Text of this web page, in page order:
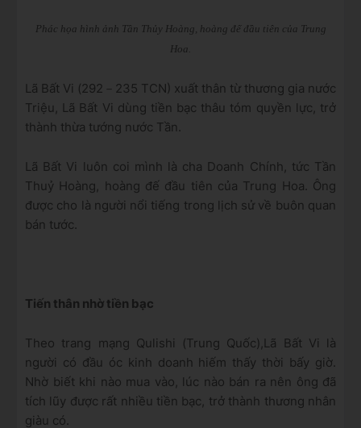
Phác họa hình ảnh Tần Thủy Hoàng, hoàng đế đầu tiên của Trung
Hoa.
Lã Bất Vi (292－235 TCN) xuất thân từ thương gia nước
Triệu, Lã Bất Vi dùng tiền bạc thâu tóm quyền lực, trở
thành thừa tướng nước Tần.
Lã Bất Vi luôn coi mình là cha Doanh Chính, tức Tần
Thuỷ Hoàng, hoàng đế đầu tiên của Trung Hoa. Ông
được cho là người nổi tiếng trong lịch sử về buôn quan
bán tước.
Tiến thân nhờ tiền bạc
Theo trang mạng Qulishi (Trung Quốc),Lã Bất Vi là
người có đầu óc kinh doanh hiếm thấy thời bấy giờ.
Nhờ biết khi nào mua vào, lúc nào bán ra nên ông đã
tích lũy được rất nhiều tiền bạc, trở thành thương nhân
giàu có.